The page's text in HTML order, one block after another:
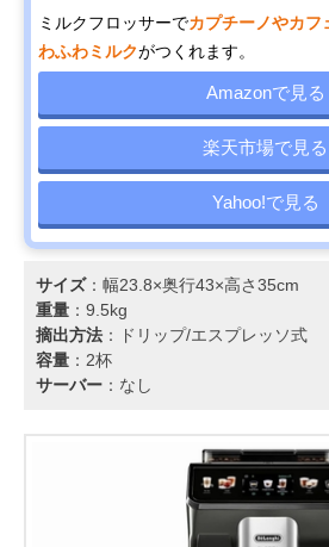
ミルクフロッサーでカプチーノやカフ
わふわミルクがつくれます。
Amazonで見る
楽天市場で見る
Yahoo!で見る
サイズ：幅23.8×奥行43×高さ35cm
重量 ：9.5kg
摘出方法 ：ドリップ/エスプレッソ式
容量 ：2杯
サーバー ：なし